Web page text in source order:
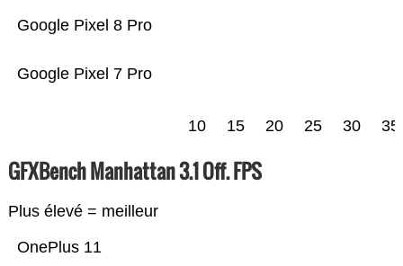
Google Pixel 7 Pro
Google Pixel 8 Pro
10 15 20 25 30 35
GFXBench Manhattan 3.1 Off. FPS
Plus élevé = meilleur
OnePlus 11